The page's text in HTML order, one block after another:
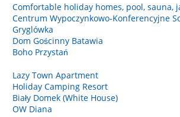
Comfortable holiday homes, pool, sauna,
Centrum Wypoczynkowo-Konferencyjne
Gryglówka
Dom Gościnny Batawia
Boho Przystań
Lazy Town Apartment
Holiday Camping Resort
Biały Domek (White House)
OW Diana